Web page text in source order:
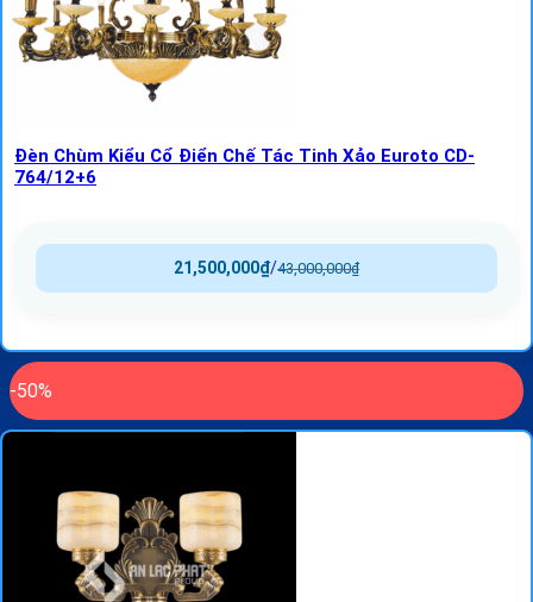
Đèn Chùm Kiểu Cổ Điển Chế Tác Tinh Xảo Euroto CD-
764/12+6
43,000,000₫
/
21,500,000₫
-50%